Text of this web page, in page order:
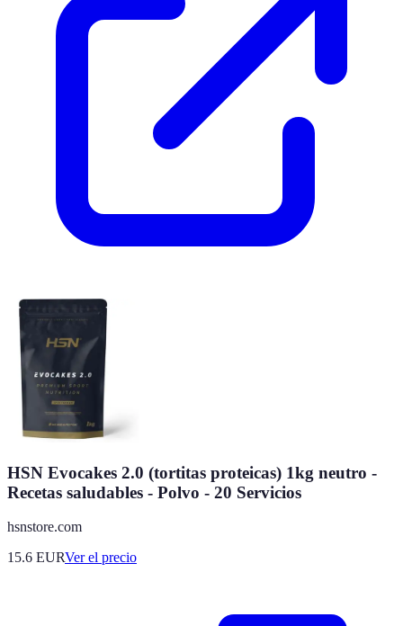
HSN Evocakes 2.0 (tortitas proteicas) 1kg neutro -
Recetas saludables - Polvo - 20 Servicios
hsnstore.com
15.6 EURVer el precio